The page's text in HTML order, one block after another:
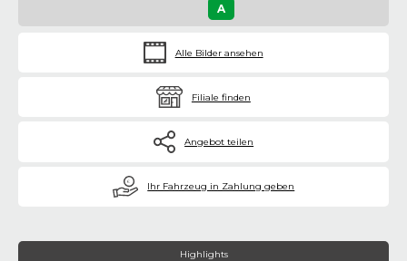
A
Alle Bilder ansehen
Filiale finden
Angebot teilen
€ Ihr Fahrzeug in Zahlung geben
Highlights